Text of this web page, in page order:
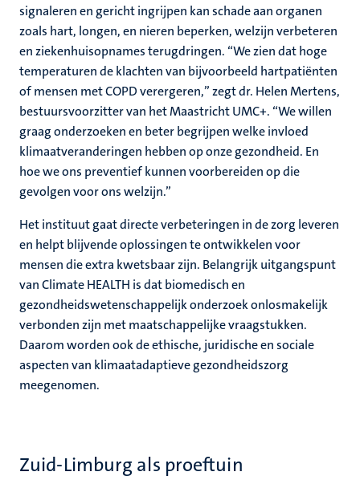
signaleren en gericht ingrijpen kan schade aan organen
zoals hart, longen, en nieren beperken, welzijn verbeteren
en ziekenhuisopnames terugdringen. “We zien dat hoge
temperaturen de klachten van bijvoorbeeld hartpatiënten
of mensen met COPD verergeren,” zegt dr. Helen Mertens,
bestuursvoorzitter van het Maastricht UMC+. “We willen
graag onderzoeken en beter begrijpen welke invloed
klimaatveranderingen hebben op onze gezondheid. En
hoe we ons preventief kunnen voorbereiden op die
gevolgen voor ons welzijn.”
Het instituut gaat directe verbeteringen in de zorg leveren
en helpt blijvende oplossingen te ontwikkelen voor
mensen die extra kwetsbaar zijn. Belangrijk uitgangspunt
van Climate HEALTH is dat biomedisch en
gezondheidswetenschappelijk onderzoek onlosmakelijk
verbonden zijn met maatschappelijke vraagstukken.
Daarom worden ook de ethische, juridische en sociale
aspecten van klimaatadaptieve gezondheidszorg
meegenomen.
Zuid-Limburg als proeftuin